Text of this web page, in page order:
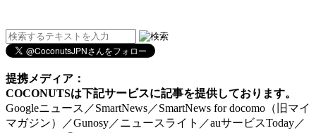
提携メディア：
COCONUTSは下記サービスに記事を提供しております。
Googleニュース／SmartNews／SmartNews for docomo（旧マイ
マガジン）／Gunosy／ニュースライト／auサービスToday／